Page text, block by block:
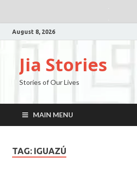
August 8, 2026
Jia Stories
Stories of Our Lives
MAIN MENU
TAG: IGUAZÚ